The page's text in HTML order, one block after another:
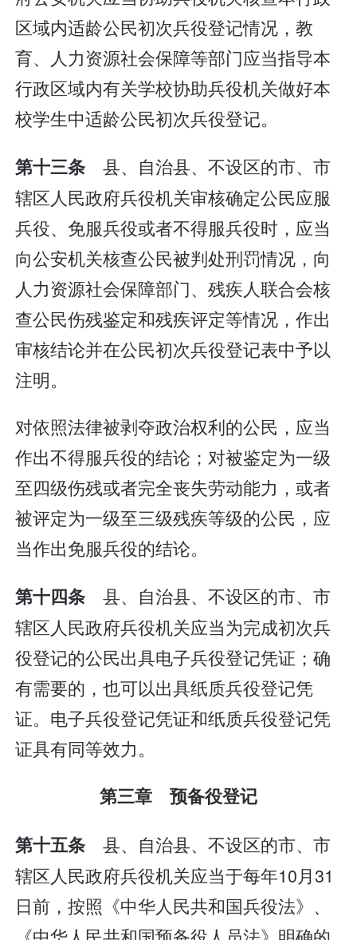
区域内适龄公民初次兵役登记情况，教
育、人力资源社会保障等部门应当指导本
行政区域内有关学校协助兵役机关做好本
校学生中适龄公民初次兵役登记。
第十三条县、自治县、不设区的市、市
辖区人民政府兵役机关审核确定公民应服
兵役、免服兵役或者不得服兵役时，应当
向公安机关核查公民被判处刑罚情况，向
人力资源社会保障部门、残疾人联合会核
查公民伤残鉴定和残疾评定等情况，作出
审核结论并在公民初次兵役登记表中予以
注明。
对依照法律被剥夺政治权利的公民，应当
作出不得服兵役的结论；对被鉴定为一级
至四级伤残或者完全丧失劳动能力，或者
被评定为一级至三级残疾等级的公民，应
当作出免服兵役的结论。
第十四条县、自治县、不设区的市、市
辖区人民政府兵役机关应当为完成初次兵
役登记的公民出具电子兵役登记凭证；确
有需要的，也可以出具纸质兵役登记凭
证。电子兵役登记凭证和纸质兵役登记凭
证具有同等效力。
第三章 预备役登记
第十五条县、自治县、不设区的市、市
辖区人民政府兵役机关应当于每年10月31
日前，按照《中华人民共和国兵役法》、